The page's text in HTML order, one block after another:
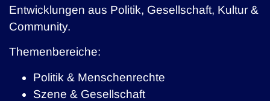
Entwicklungen aus Politik, Gesellschaft, Kultur &
Community.
Themenbereiche:
Politik & Menschenrechte
Szene & Gesellschaft